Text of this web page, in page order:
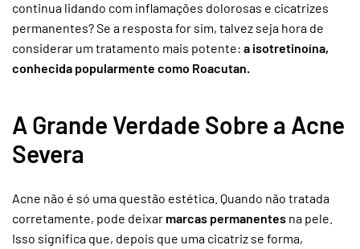
continua lidando com inflamações dolorosas e cicatrizes
permanentes? Se a resposta for sim, talvez seja hora de
considerar um tratamento mais potente: a isotretinoína,
conhecida popularmente como Roacutan.
A Grande Verdade Sobre a Acne
Severa
Acne não é só uma questão estética. Quando não tratada
corretamente, pode deixar marcas permanentes na pele.
Isso significa que, depois que uma cicatriz se forma,